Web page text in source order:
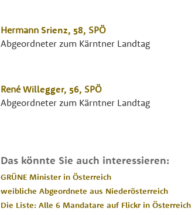
Hermann Srienz, 58, SPÖ
Abgeordneter zum Kärntner Landtag
René Willegger, 56, SPÖ
Abgeordneter zum Kärntner Landtag
Das könnte Sie auch interessieren:
GRÜNE Minister in Österreich
weibliche Abgeordnete aus Niederösterreich
Die Liste: Alle 6 Mandatare auf Flickr in Österreich